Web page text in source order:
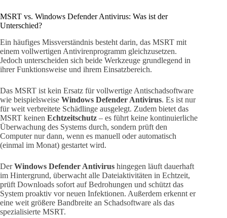
MSRT vs. Windows Defender Antivirus: Was ist der
Unterschied?
Ein häufiges Missverständnis besteht darin, das MSRT mit
einem vollwertigen Antivirenprogramm gleichzusetzen.
Jedoch unterscheiden sich beide Werkzeuge grundlegend in
ihrer Funktionsweise und ihrem Einsatzbereich.
Das MSRT ist kein Ersatz für vollwertige Antischadsoftware
wie beispielsweise Windows Defender Antivirus. Es ist nur
für weit verbreitete Schädlinge ausgelegt. Zudem bietet das
MSRT keinen Echtzeitschutz – es führt keine kontinuierliche
Überwachung des Systems durch, sondern prüft den
Computer nur dann, wenn es manuell oder automatisch
(einmal im Monat) gestartet wird.
DerWindows Defender Antivirus hingegen läuft dauerhaft
im Hintergrund, überwacht alle Dateiaktivitäten in Echtzeit,
prüft Downloads sofort auf Bedrohungen und schützt das
System proaktiv vor neuen Infektionen. Außerdem erkennt er
eine weit größere Bandbreite an Schadsoftware als das
spezialisierte MSRT.